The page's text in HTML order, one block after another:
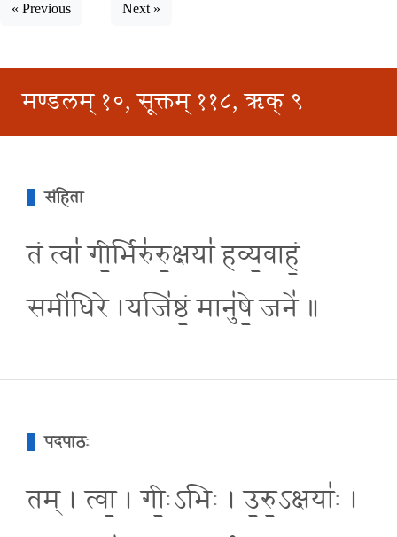
« Previous Next »
मण्डलम् १०, सूक्तम् ११८, ऋक् ९
संहिता
तं त्वा॑ गी॒र्भिरु॑रु॒क्षया॑ हव्य॒वाहं॒
समी॑धिरे ।यजि॑ष्ठं॒ मानु॑षे॒ जने॑ ॥
पदपाठः
तम् । त्वा॒ । गीः॒ऽभिः । उ॒रु॒ऽक्षयाः॑ ।